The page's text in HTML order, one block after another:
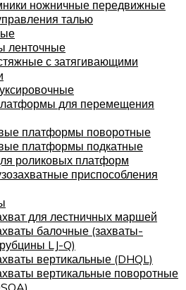
ножничные передвижные
талью
ленточные
с затягивающими
для перемещения
платформы поворотные
платформы подкатные
роликовых платформ
приспособления
для лестничных маршей
балочные (захваты-
LJ-Q)
вертикальные (DHQL)
вертикальные поворотные